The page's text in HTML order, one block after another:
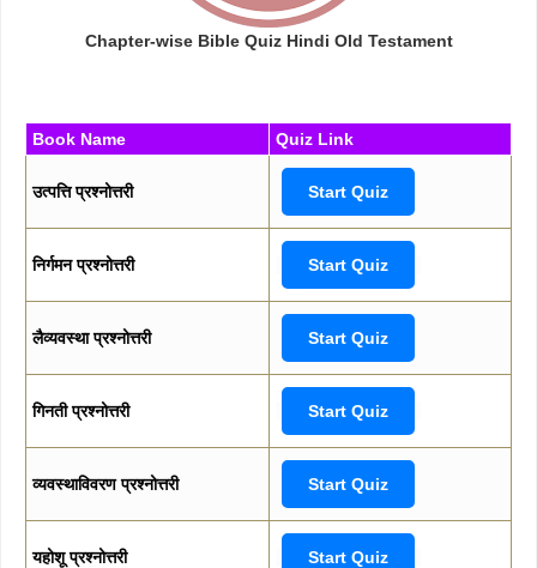
Chapter-wise Bible Quiz Hindi Old Testament
Book Name Quiz Link
उत्पत्ति प्रश्नोत्तरी Start Quiz
निर्गमन प्रश्नोत्तरी Start Quiz
लैव्यवस्था प्रश्नोत्तरी Start Quiz
गिनती प्रश्नोत्तरी Start Quiz
व्यवस्थाविवरण प्रश्नोत्तरी Start Quiz
यहोशू प्रश्नोत्तरी Start Quiz